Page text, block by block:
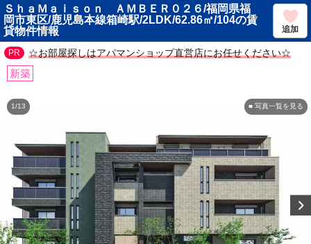
ＳｈａＭａｉｓｏｎ ＡＭＢＥＲ０２６/福岡県福
岡市東区/鹿児島本線箱崎駅/2LDK/62.86㎡/104の賃
貸物件情報
追加
☆お部屋探しはアパマンショップ直営店にお任せください☆
新築
■ 写真一覧を見る
1/13